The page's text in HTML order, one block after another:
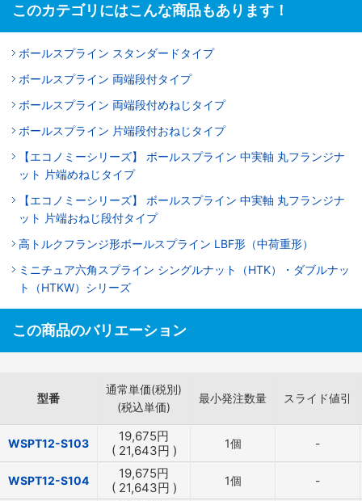
このカテゴリにはこんな商品もあります！
ボールスプライン スタンダードタイプ
ボールスプライン 両端段付タイプ
ボールスプライン 両端段付めねじタイプ
ボールスプライン 片端段付おねじタイプ
【エコノミーシリーズ】 ボールスプライン 中実軸 丸フランジナ
ット 片端めねじタイプ
【エコノミーシリーズ】 ボールスプライン 中実軸 丸フランジナ
ット 片端おねじ段付タイプ
高トルクフランジ形ボールスプライン LBF形（中荷重形）
ミニチュア六角スプライン シングルナット（HTK）・ダブルナッ
ト（HTKW）シリーズ
この商品のバリエーション
型番
通常単価(税別)
(税込単価)
最小発注数量 スライド値引
WSPT12-S103 19,675円
( 21,643円 ) 1個 -
WSPT12-S104 19,675円
( 21,643円 ) 1個 -